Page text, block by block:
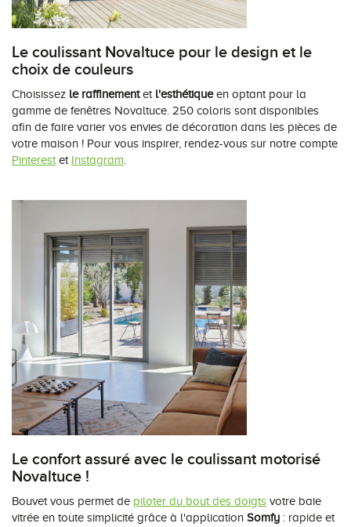
Le coulissant Novaltuce pour le design et le
choix de couleurs
Choisissez le raffinementet l'esthétiqueen optant pour la
gamme de fenêtres Novaltuce. 250 coloris sont disponibles
afin de faire varier vos envies de décoration dans les pièces de
votre maison ! Pour vous inspirer, rendez-vous sur notre compte
Pinterest et Instagram
Le confort assuré avec le coulissant motorisé
Novaltuce !
Bouvet vous permet de piloter du bout des doigts votre baie
vitrée en toute simplicité grâce à l'application Somfy : rapide et